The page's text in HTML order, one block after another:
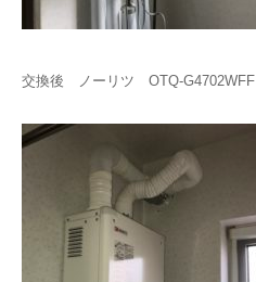
交換後 ノーリツ OTQ-G4702WFF